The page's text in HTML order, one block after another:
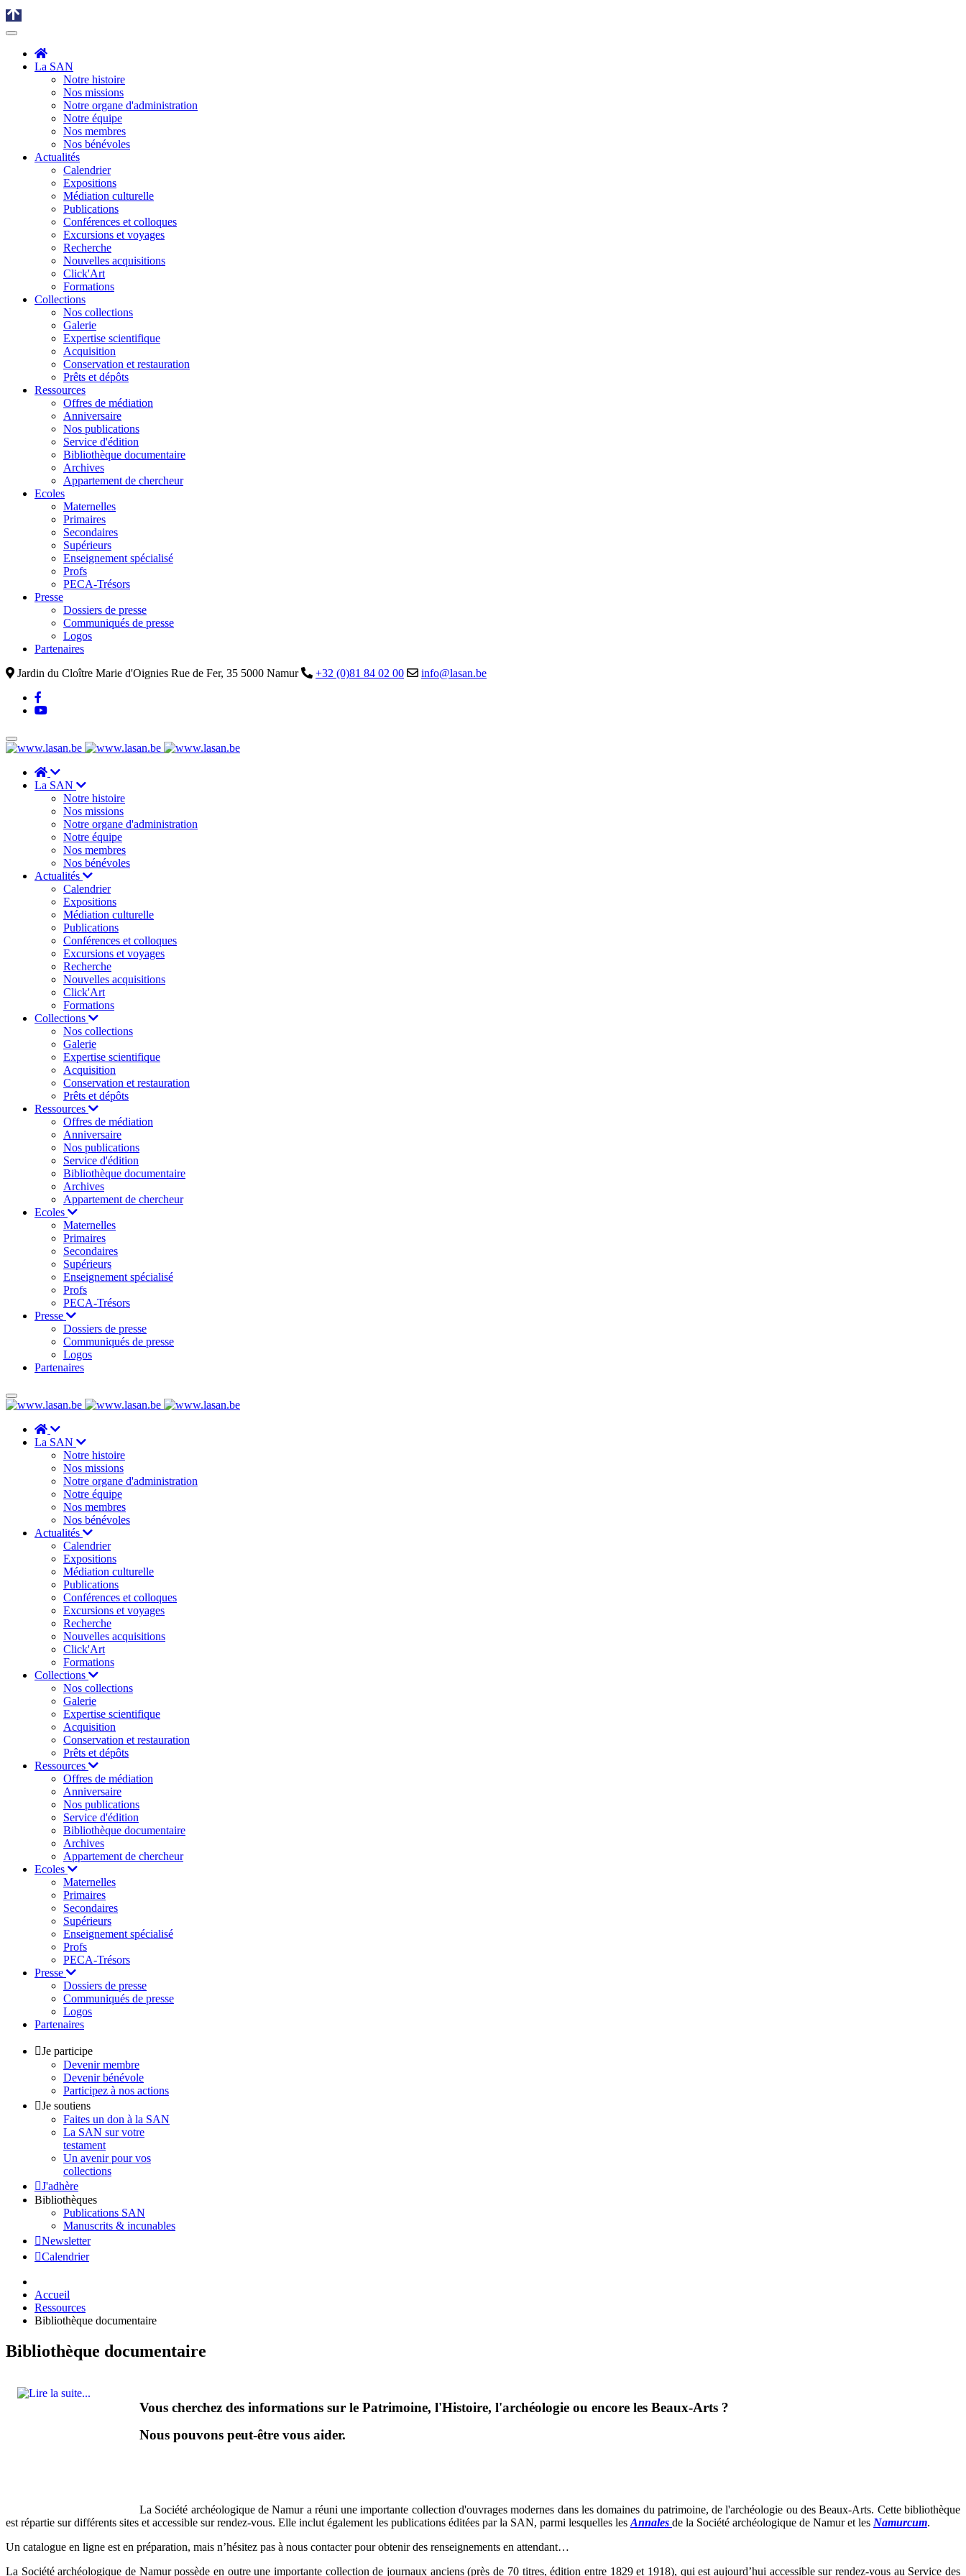
La SAN
Notre histoire
Nos missions
Notre organe d'administration
Notre équipe
Nos membres
Nos bénévoles
Actualités
Calendrier
Expositions
Médiation culturelle
Publications
Conférences et colloques
Excursions et voyages
Recherche
Nouvelles acquisitions
Click'Art
Formations
Collections
Nos collections
Galerie
Expertise scientifique
Acquisition
Conservation et restauration
Prêts et dépôts
Ressources
Offres de médiation
Anniversaire
Nos publications
Service d'édition
Bibliothèque documentaire
Archives
Appartement de chercheur
Ecoles
Maternelles
Primaires
Secondaires
Supérieurs
Enseignement spécialisé
Profs
PECA-Trésors
Presse
Dossiers de presse
Communiqués de presse
Logos
Partenaires
Jardin du Cloître Marie d'Oignies Rue de Fer, 35 5000 Namur
+32 (0)81 84 02 00 info@lasan.be
La SAN
Notre histoire
Nos missions
Notre organe d'administration
Notre équipe
Nos membres
Nos bénévoles
Actualités
Calendrier
Expositions
Médiation culturelle
Publications
Conférences et colloques
Excursions et voyages
Recherche
Nouvelles acquisitions
Click'Art
Formations
Collections
Nos collections
Galerie
Expertise scientifique
Acquisition
Conservation et restauration
Prêts et dépôts
Ressources
Offres de médiation
Anniversaire
Nos publications
Service d'édition
Bibliothèque documentaire
Archives
Appartement de chercheur
Ecoles
Maternelles
Primaires
Secondaires
Supérieurs
Enseignement spécialisé
Profs
PECA-Trésors
Presse
Dossiers de presse
Communiqués de presse
Logos
Partenaires
La SAN
Notre histoire
Nos missions
Notre organe d'administration
Notre équipe
Nos membres
Nos bénévoles
Actualités
Calendrier
Expositions
Médiation culturelle
Publications
Conférences et colloques
Excursions et voyages
Recherche
Nouvelles acquisitions
Click'Art
Formations
Collections
Nos collections
Galerie
Expertise scientifique
Acquisition
Conservation et restauration
Prêts et dépôts
Ressources
Offres de médiation
Anniversaire
Nos publications
Service d'édition
Bibliothèque documentaire
Archives
Appartement de chercheur
Ecoles
Maternelles
Primaires
Secondaires
Supérieurs
Enseignement spécialisé
Profs
PECA-Trésors
Presse
Dossiers de presse
Communiqués de presse
Logos
Partenaires
Je participe
Devenir membre
Devenir bénévole
Participez à nos actions
Je soutiens
Faites un don à la SAN
La SAN sur votre
testament
Un avenir pour vos
collections
J'adhère
Bibliothèques
Publications SAN
Manuscrits & incunables
Newsletter
Calendrier
Accueil
Ressources
Bibliothèque documentaire
Bibliothèque documentaire
Vous cherchez des informations sur le Patrimoine, l'Histoire, l'archéologie ou encore les Beaux-Arts ?
Nous pouvons peut-être vous aider.
La Société archéologique de Namur a réuni une importante collection d'ouvrages modernes dans les domaines du patrimoine, de l'archéologie ou des Beaux-Arts. Cette bibliothèque
est répartie sur différents sites et accessible sur rendez-vous. Elle inclut également les publications éditées par la SAN, parmi lesquelles les Annales de la Société archéologique de Namur et les Namurcum.
Un catalogue en ligne est en préparation, mais n’hésitez pas à nous contacter pour obtenir des renseignements en attendant…
La Société archéologique de Namur possède en outre une importante collection de journaux anciens (près de 70 titres, édition entre 1829 et 1918), qui est aujourd’hui accessible sur rendez-vous au Service des